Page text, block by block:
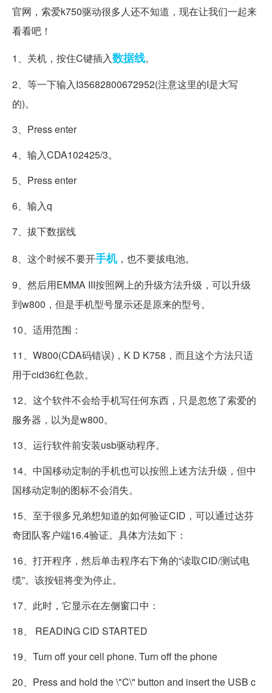
官网，索爱k750驱动很多人还不知道，现在让我们一起来
看看吧！
1、关机，按住C键插入数据线。
2、等一下输入I35682800672952(注意这里的I是大写
的)。
3、Press enter
4、输入CDA102425/3。
5、Press enter
6、输入q
7、拔下数据线
8、这个时候不要开手机，也不要拔电池。
9、然后用EMMA III按照网上的升级方法升级，可以升级
到w800，但是手机型号显示还是原来的型号。
10、适用范围：
11、W800(CDA码错误)，K D K758，而且这个方法只适
用于cid36红色款。
12、这个软件不会给手机写任何东西，只是忽悠了索爱的
服务器，以为是w800。
13、运行软件前安装usb驱动程序。
14、中国移动定制的手机也可以按照上述方法升级，但中
国移动定制的图标不会消失。
15、至于很多兄弟想知道的如何验证CID，可以通过达芬
奇团队客户端16.4验证。具体方法如下：
16、打开程序，然后单击程序右下角的“读取CID/测试电
缆”。该按钮将变为停止。
17、此时，它显示在左侧窗口中：
18、 READING CID STARTED
19、Turn off your cell phone. Turn off the phone
20、Press and hold the \"C\" button and insert the USB c